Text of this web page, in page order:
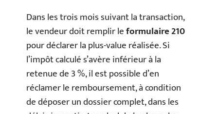
Dans les trois mois suivant la transaction,
le vendeur doit remplir leformulaire 210
pour déclarer la plus-value réalisée. Si
l’impôt calculé s’avère inférieur à la
retenue de 3 %, il est possible d’en
réclamer le remboursement, à condition
de déposer un dossier complet, dans les